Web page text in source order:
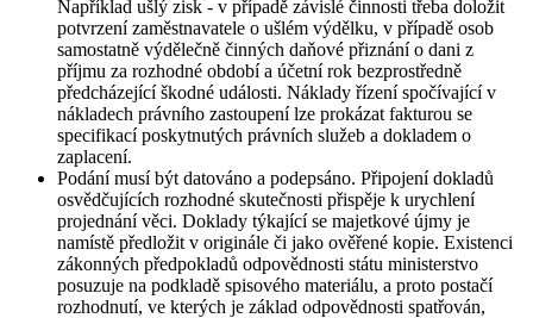
Například ušlý zisk - v případě závislé činnosti třeba doložit
potvrzení zaměstnavatele o ušlém výdělku, v případě osob
samostatně výdělečně činných daňové přiznání o dani z
příjmu za rozhodné období a účetní rok bezprostředně
předcházející škodné události. Náklady řízení spočívající v
nákladech právního zastoupení lze prokázat fakturou se
specifikací poskytnutých právních služeb a dokladem o
zaplacení.
Podání musí být datováno a podepsáno. Připojení dokladů
osvědčujících rozhodné skutečnosti přispěje k urychlení
projednání věci. Doklady týkající se majetkové újmy je
namístě předložit v originále či jako ověřené kopie. Existenci
zákonných předpokladů odpovědnosti státu ministerstvo
posuzuje na podkladě spisového materiálu, a proto postačí
rozhodnutí, ve kterých je základ odpovědnosti spatřován,